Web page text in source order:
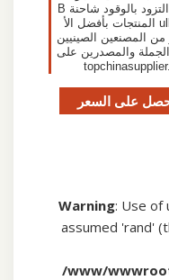
زيت التزود بالوقود شاحنة B
ulkbuy المنتجات بأفضل الأ
من المصنعين الصينيين
والمصدرين على
على السعر
Warning: Use of
assumed 'rand'
/www/